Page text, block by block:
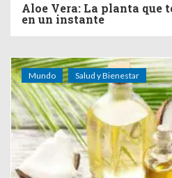
Aloe Vera: La planta que
en un instante
Mundo Salud y Bienestar